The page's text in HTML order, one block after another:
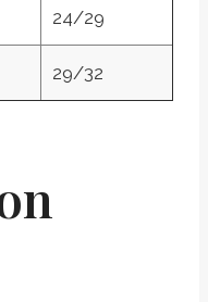
24/29
29/32